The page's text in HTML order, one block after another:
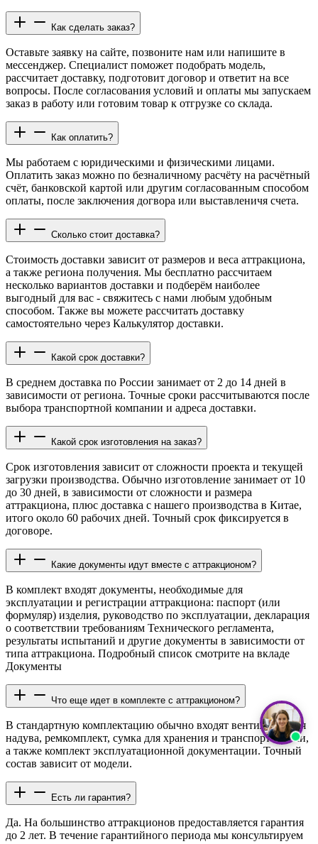
Как сделать заказ?
Оставьте заявку на сайте, позвоните нам или напишите в
мессенджер. Специалист поможет подобрать модель,
рассчитает доставку, подготовит договор и ответит на все
вопросы. После согласования условий и оплаты мы запускаем
заказ в работу или готовим товар к отгрузке со склада.
Как оплатить?
Мы работаем с юридическими и физическими лицами.
Оплатить заказ можно по безналичному расчёту на расчётный
счёт, банковской картой или другим согласованным способом
оплаты, после заключения догвора или выставленичя счета.
Сколько стоит доставка?
Стоимость доставки зависит от размеров и веса аттракциона,
а также региона получения. Мы бесплатно рассчитаем
несколько вариантов доставки и подберём наиболее
выгодный для вас - свяжитесь с нами любым удобным
способом. Также вы можете рассчитать доставку
самостоятельно через Калькулятор доставки.
Какой срок доставки?
В среднем доставка по России занимает от 2 до 14 дней в
зависимости от региона. Точные сроки рассчитываются после
выбора транспортной компании и адреса доставки.
Какой срок изготовления на заказ?
Срок изготовления зависит от сложности проекта и текущей
загрузки производства. Обычно изготовление занимает от 10
до 30 дней, в зависимости от сложности и размера
аттракциона, плюс доставка с нашего производства в Китае,
итого около 60 рабочих дней. Точный срок фиксируется в
договоре.
Какие документы идут вместе с аттракционом?
В комплект входят документы, необходимые для
эксплуатации и регистрации аттракциона: паспорт (или
формуляр) изделия, руководство по эксплуатации, декларация
о соответствии требованиям Технического регламента,
результаты испытаний и другие документы в зависимости от
типа аттракциона. Подробный список смотрите на вкладе
Документы
Что еще идет в комплекте с аттракционом?
В стандартную комплектацию обычно входят вентилятор для
надува, ремкомплект, сумка для хранения и транспортировки,
а также комплект эксплуатационной документации. Точный
состав зависит от модели.
Есть ли гарантия?
Да. На большинство аттракционов предоставляется гарантия
до 2 лет. В течение гарантийного периода мы консультируем